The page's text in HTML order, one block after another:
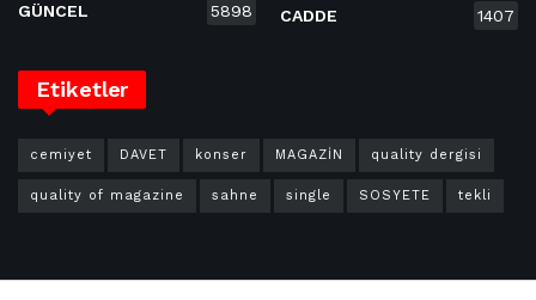
GÜNCEL 5898 CADDE 1407
Etiketler
cemiyet DAVET konser MAGAZİN quality dergisi
quality of magazine sahne single SOSYETE tekli